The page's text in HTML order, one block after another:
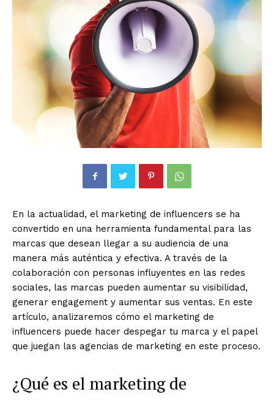
En la actualidad, el marketing de influencers se ha
convertido en una herramienta fundamental para las
marcas que desean llegar a su audiencia de una
manera más auténtica y efectiva. A través de la
colaboración con personas influyentes en las redes
sociales, las marcas pueden aumentar su visibilidad,
generar engagement y aumentar sus ventas. En este
artículo, analizaremos cómo el marketing de
influencers puede hacer despegar tu marca y el papel
que juegan las agencias de marketing en este proceso.
¿Qué es el marketing de